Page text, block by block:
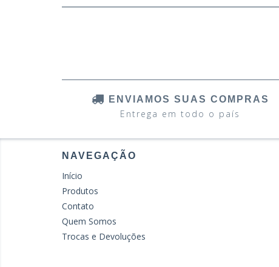
ENVIAMOS SUAS COMPRAS
Entrega em todo o país
NAVEGAÇÃO
Início
Produtos
Contato
Quem Somos
Trocas e Devoluções